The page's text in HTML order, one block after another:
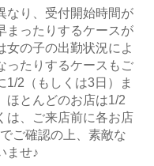
り、受付開始時間が
まったりするケースが
女の子の出勤状況によ
ったりするケースもご
1/2（もしくは3日）ま
ほとんどのお店は1/2
は、ご来店前に各お店
ご確認の上、素敵な
ませ♪